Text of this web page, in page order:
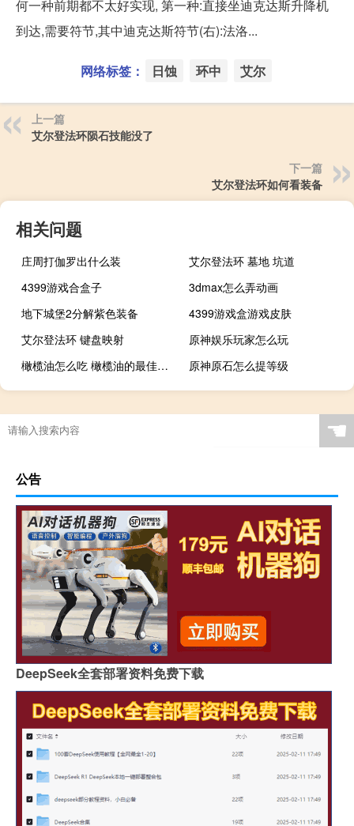
何一种前期都不太好实现, 第一种:直接坐迪克达斯升降机
到达,需要符节,其中迪克达斯符节(右):法洛...
网络标签： 日蚀 环中 艾尔
上一篇
艾尔登法环陨石技能没了
下一篇
艾尔登法环如何看装备
相关问题
庄周打伽罗出什么装
艾尔登法环 墓地 坑道
4399游戏合盒子
3dmax怎么弄动画
地下城堡2分解紫色装备
4399游戏盒游戏皮肤
艾尔登法环 键盘映射
原神娱乐玩家怎么玩
橄榄油怎么吃 橄榄油的最佳食用方法
原神原石怎么提等级
☚
公告
DeepSeek全套部署资料免费下载